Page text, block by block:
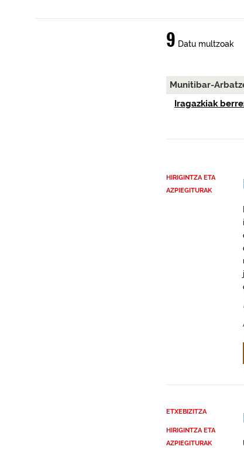
9 Datu multzoak
Munitibar-
Iragazkiak
HIRIGINTZA ETA
AZPIEGITURAK
ETXEBIZITZA
HIRIGINTZA ETA
AZPIEGITURAK